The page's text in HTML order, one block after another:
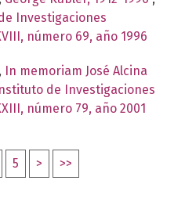
Investigaciones
número 69, año 1996
In memoriam José Alcina
de Investigaciones
número 79, año 2001
5 > >>